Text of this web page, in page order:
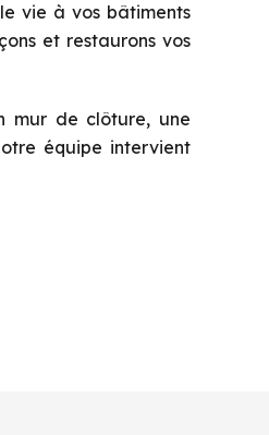
vie à vos bâtiments
et restaurons vos
mur de clôture, une
équipe intervient